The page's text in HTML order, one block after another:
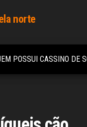
norte
POSSUI CASSINO DE